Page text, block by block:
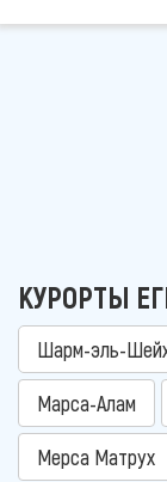
КУРОРТЫ
Шарм-эль-
Марса-Алам
Мерса Матрух